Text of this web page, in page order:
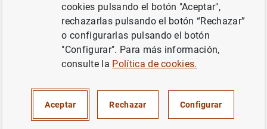
El Banco Central Europeo (BCE) y los bancos centrales
nacionales comparten la tarea de emitir billetes en euros.
aprueba el volumen de emisión de billetes,
mientras que la puesta en circulación propiamente dicha
Los billetes en euros son los únicos de curso legal en la
zona del euro y también se utilizan en el ámbito
cookies pulsando el botón "Aceptar",
rechazarlas pulsando el botón “Rechazar”
o configurarlas pulsando el botón
"Configurar". Para más información,
consulte la Política de cookies.
Aceptar Rechazar Configurar